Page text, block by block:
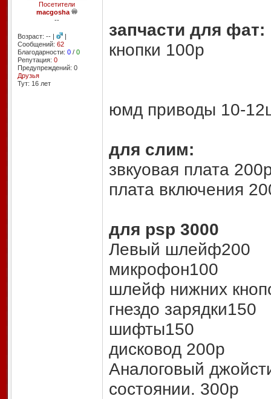
Посетители
macgosha
--
Возраст: -- |
|
Сообщений: 62
Благодарности: 0/ 0
Репутация: 0
Предупреждений: 0
Друзья
Тут: 16 лет
запчасти для фат:
кнопки 100р
юмд приводы 10-
для слим:
звкуовая плата
плата включения
для psp 3000
Левый шлейф200
микрофон100
шлейф нижних
гнездо зарядки150
шифты150
дисковод 200р
Аналоговый
состоянии. 300р